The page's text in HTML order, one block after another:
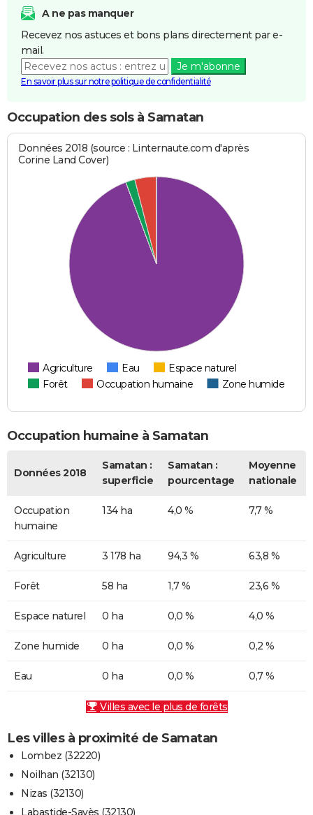
A ne pas manquer
Recevez nos astuces et bons plans directement par e-
mail.
Je m'abonne
En savoir plus sur notre politique de confidentialité
Occupation des sols à Samatan
Données 2018 (source : Linternaute.com d'après
Corine Land Cover)
Agriculture Eau
Espace naturel
Forêt
Occupation humaine Zone humide
Occupation humaine à Samatan
Données 2018
Samatan :
superficie
Samatan :
pourcentage
Moyenne
nationale
Occupation
humaine
134 ha 4,0 % 7,7 %
Agriculture 3 178 ha 94,3 % 63,8 %
Forêt 58 ha 1,7 % 23,6 %
Espace naturel 0 ha 0,0 % 4,0 %
Zone humide 0 ha 0,0 % 0,2 %
Eau 0 ha 0,0 % 0,7 %
Villes avec le plus de forêts
Les villes à proximité de Samatan
Lombez (32220)
Noilhan (32130)
Nizas (32130)
Labastide-Savès (32130)